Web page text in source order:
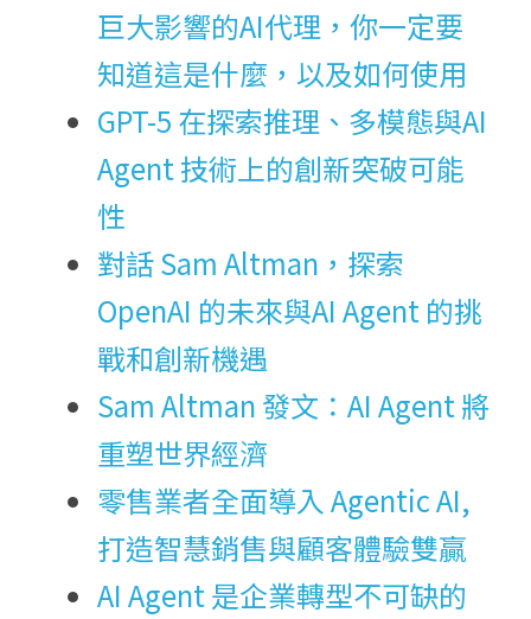
巨大影響的AI代理，你一定要
知道這是什麼，以及如何使用
GPT-5 在探索推理、多模態與AI
Agent 技術上的創新突破可能
性
對話 Sam Altman，探索
OpenAI 的未來與AI Agent 的挑
戰和創新機遇
Sam Altman 發文：AI Agent 將
重塑世界經濟
零售業者全面導入 Agentic AI,
打造智慧銷售與顧客體驗雙贏
AI Agent 是企業轉型不可缺的